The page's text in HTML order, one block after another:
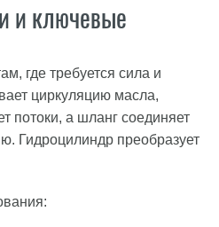
и ключевые
где требуется сила и
циркуляцию масла,
потоки, а шланг соединяет
Гидроцилиндр преобразует